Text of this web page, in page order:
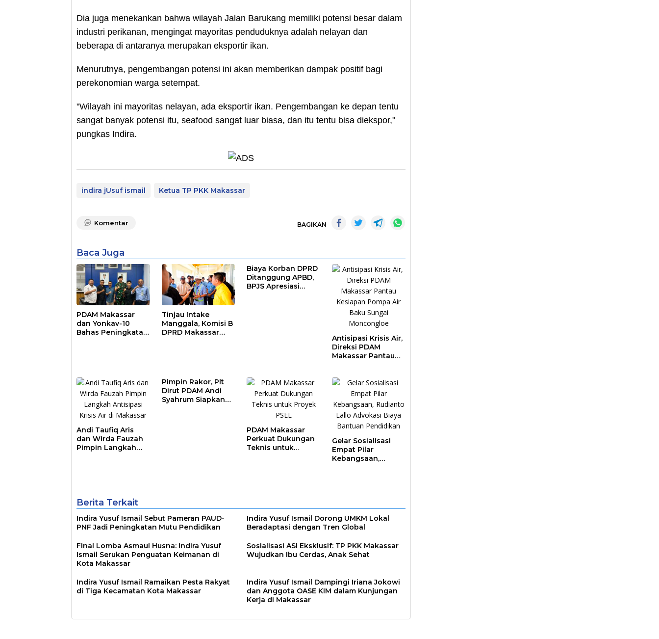
Dia juga menekankan bahwa wilayah Jalan Barukang memiliki potensi besar dalam
industri perikanan, mengingat mayoritas penduduknya adalah nelayan dan
beberapa di antaranya merupakan eksportir ikan.
Menurutnya, pengembangan potensi ini akan memberikan dampak positif bagi
perekonomian warga setempat.
"Wilayah ini mayoritas nelayan, ada eksportir ikan. Pengembangan ke depan tentu
sangat banyak potensi itu, seafood sangat luar biasa, dan itu tentu bisa diekspor,"
pungkas Indira.
indira jUsuf ismail Ketua TP PKK Makassar
Komentar BAGIKAN
Baca Juga
PDAM Makassar
dan Yonkav-10
Bahas Peningkatan
Tinjau Intake
Manggala, Komisi B
DPRD Makassar
Biaya Korban DPRD
Ditanggung APBD,
BPJS Apresiasi
Antisipasi Krisis Air,
Direksi PDAM
Makassar Pantau
Moncongloe
Andi Taufiq Aris
dan Wirda Fauzah
Pimpin Langkah
Pimpin Rakor, Plt
Dirut PDAM Andi
Syahrum Siapkan
PDAM Makassar
Perkuat Dukungan
Teknis untuk
Gelar Sosialisasi
Empat Pilar
Kebangsaan,
Berita Terkait
Indira Yusuf Ismail Sebut Pameran PAUD-
PNF Jadi Peningkatan Mutu Pendidikan
Indira Yusuf Ismail Dorong UMKM Lokal
Beradaptasi dengan Tren Global
Final Lomba Asmaul Husna: Indira Yusuf
Ismail Serukan Penguatan Keimanan di
Kota Makassar
Sosialisasi ASI Eksklusif: TP PKK Makassar
Wujudkan Ibu Cerdas, Anak Sehat
Indira Yusuf Ismail Ramaikan Pesta Rakyat
di Tiga Kecamatan Kota Makassar
Indira Yusuf Ismail Dampingi Iriana Jokowi
dan Anggota OASE KIM dalam Kunjungan
Kerja di Makassar